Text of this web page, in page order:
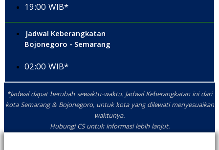
19:00 WIB*
Jadwal Keberangkatan
Bojonegoro - Semarang
02:00 WIB*
*Jadwal dapat berubah sewaktu-waktu. Jadwal Keberangkatan ini dari
kota Semarang & Bojonegoro, untuk kota yang dilewati menyesuaikan
waktunya.
Hubungi CS untuk informasi lebih lanjut.